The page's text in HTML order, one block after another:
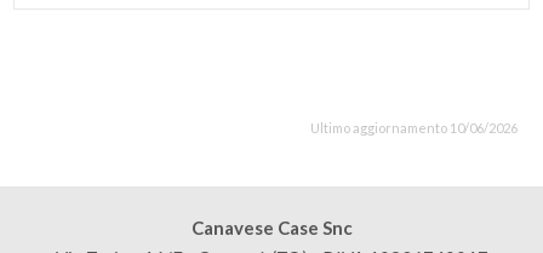
Ultimo aggiornamento 10/06/2026
Canavese Case Snc